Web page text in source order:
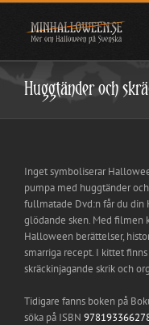
Fortsätt
innehållet
Huggtänder och
Inget symboliserar
pumpa med huggtänder
fullmatade Dvd:n får du
glödande sken. Med filmen
Halloween berättelser,
smarriga recept. I kittet
skräckinjagande skrik och
Tidigare fanns boken på
söka på ISBN